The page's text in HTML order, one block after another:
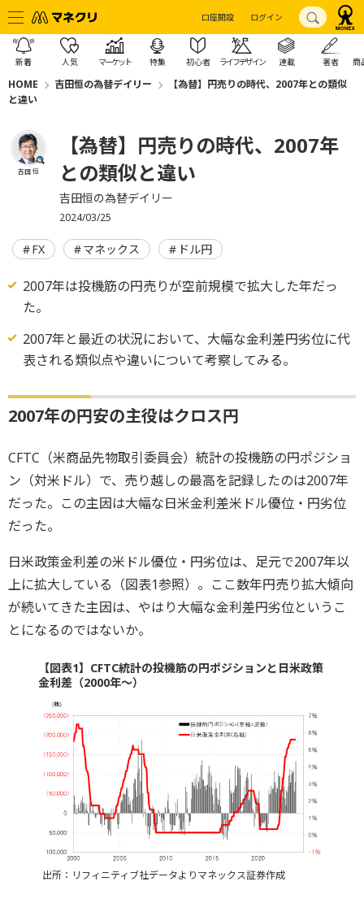
口座開設 ログイン
新着 人気 マーケット 特集 初心者 ライフデザイン 連載 著者 商
HOME 吉田恒の為替デイリー
【為替】円売りの時代、2007年との類似
と違い
吉田 恒
【為替】円売りの時代、2007年
との類似と違い
吉田恒の為替デイリー
2024/03/25
FX マネックス ドル円
2007年は投機筋の円売りが空前規模で拡大した年だっ
た。
2007年と最近の状況において、大幅な金利差円劣位に代
表される類似点や違いについて考察してみる。
2007年の円安の主役はクロス円
CFTC（米商品先物取引委員会）統計の投機筋の円ポジショ
ン（対米ドル）で、売り越しの最高を記録したのは2007年
だった。この主因は大幅な日米金利差米ドル優位・円劣位
だった。
日米政策金利差の米ドル優位・円劣位は、足元で2007年以
上に拡大している（図表1参照）。ここ数年円売り拡大傾向
が続いてきた主因は、やはり大幅な金利差円劣位というこ
とになるのではないか。
【図表1】CFTC統計の投機筋の円ポジションと日米政策
金利差（2000年～）
出所：リフィニティブ社データよりマネックス証券作成